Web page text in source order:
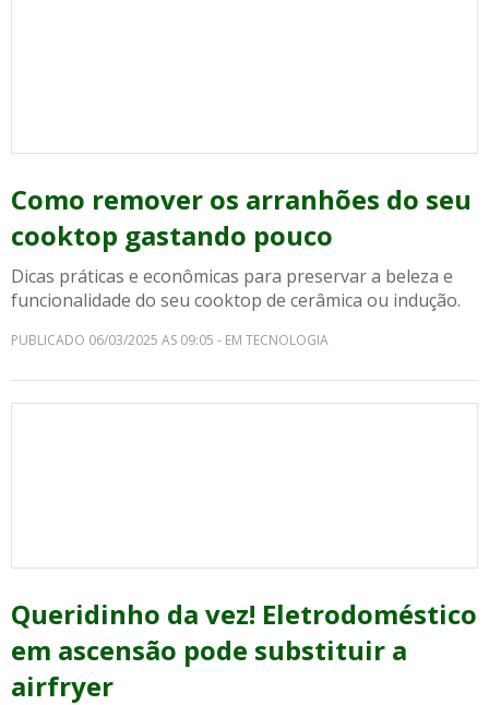
Como remover os arranhões do seu
cooktop gastando pouco
Dicas práticas e econômicas para preservar a beleza e
funcionalidade do seu cooktop de cerâmica ou indução.
PUBLICADO 06/03/2025 AS 09:05 - EM TECNOLOGIA
Queridinho da vez! Eletrodoméstico
em ascensão pode substituir a
airfryer